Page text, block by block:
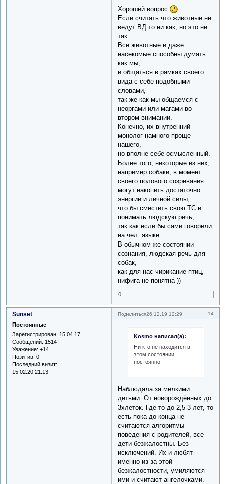
Хороший вопрос
Если считать что животные не
ведут ВД то ни как, но это не
так.
Все животные и даже
насекомые способны думать
как мы,
и общаться в рамках своего
вида с себе подобными
словами,
так же как мы общаемся с
неоргами или магами во
втором внимании.
Конечно, их внутренний
монолог намного проще
нашего,
но вполне себе осмысленный.
Более того, некоторые из них,
например собаки, в момент
своего полового созревания
могут накопить достаточно
энергии и личной силы,
что бы сместить свою ТС и
понимать людскую речь,
так как если бы сами говорили
на чел. языке.
В обычном же состоянии
сознания, людская речь для
собак,
как для нас чирикание птиц,
нифига не понятна ))
0
Поделиться 14
26.12.19 12:29
Sunset
Постоянные
Зарегистрирован: 15.04.17
Сообщений: 1514
Уважение: +14
Позитив: 0
Последний визит:
15.02.20 21:13
Kosmo написал(а):
Ни кто не находится в
этом состоянии
постоянно.
Наблюдала за мелкими
детьми. От новорождённых до
3хлеток. Где-то до 2,5-3 лет, то
есть пока до конца не
считаются алгоритмы
поведения с родителей, все
дети безжалостны. Без
исключений. Их и любят
именно из-за этой
безжалостности, умиляются
ими и считают ангелочками.